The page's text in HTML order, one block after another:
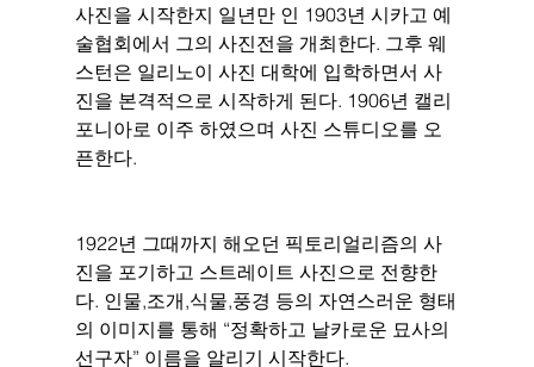
사진을 시작한지 일년만 인 1903년 시카고 예
술협회에서 그의 사진전을 개최한다. 그후 웨
스턴은 일리노이 사진 대학에 입학하면서 사
진을 본격적으로 시작하게 된다. 1906년 캘리
포니아로 이주 하였으며 사진 스튜디오를 오
픈한다.
1922년 그때까지 해오던 픽토리얼리즘의 사
진을 포기하고 스트레이트 사진으로 전향한
다. 인물,조개,식물,풍경 등의 자연스러운 형태
의 이미지를 통해 “정확하고 날카로운 묘사의
선구자” 이름을 알리기 시작한다.